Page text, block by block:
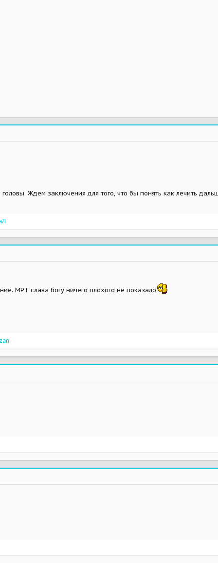
Ждем заключения для того, что бы понять как лечить
МРТ слава богу ничего плохого не показало